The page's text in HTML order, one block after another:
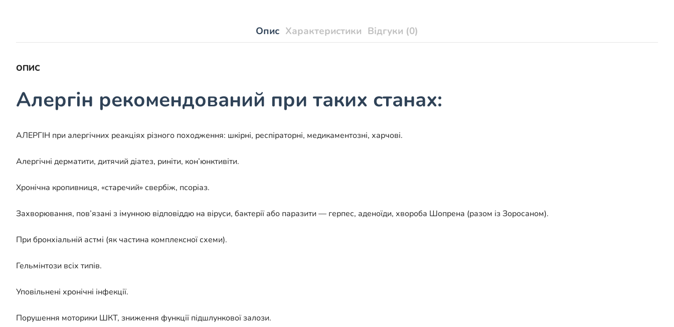
Опис Характеристики Відгуки (0)
ОПИС
Алергін рекомендований при таких станах:
АЛЕРГІН при алергічних реакціях різного походження: шкірні, респіраторні, медикаментозні, харчові.
Алергічні дерматити, дитячий діатез, риніти, кон’юнктивіти.
Хронічна кропивниця, «старечий» свербіж, псоріаз.
Захворювання, пов’язані з імунною відповіддю на віруси, бактерії або паразити — герпес, аденоїди, хвороба Шопрена (разом із Зоросаном).
При бронхіальній астмі (як частина комплексної схеми).
Гельмінтози всіх типів.
Уповільнені хронічні інфекції.
Порушення моторики ШКТ, зниження функції підшлункової залози.